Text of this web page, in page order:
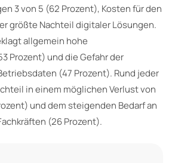
3 von 5 (62 Prozent), Kosten für den
größte Nachteil digitaler Lösungen.
allgemein hohe
Prozent) und die Gefahr der
(47 Prozent). Rund jeder
in einem möglichen Verlust von
und dem steigenden Bedarf an
(26 Prozent).